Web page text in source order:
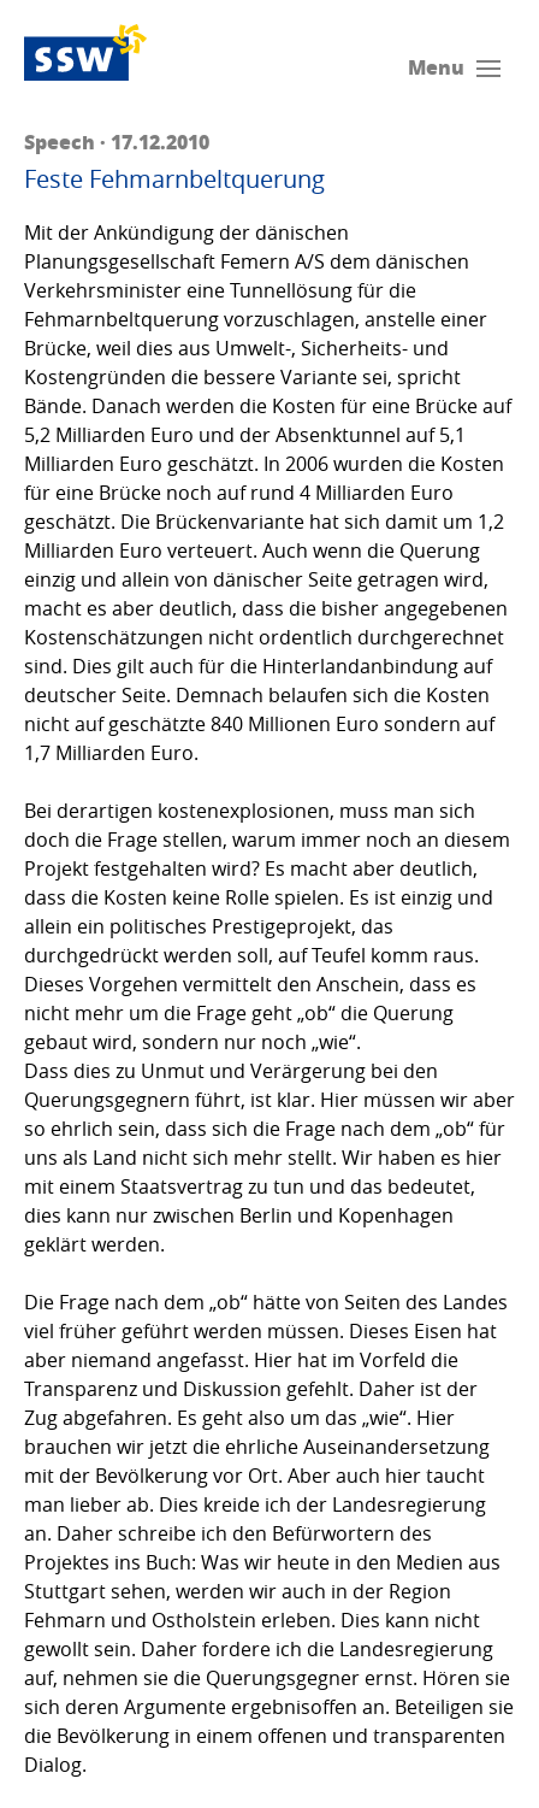
Menu
Speech · 17.12.2010
Feste Fehmarnbeltquerung
Mit der Ankündigung der dänischen
Planungsgesellschaft Femern A/S dem dänischen
Verkehrsminister eine Tunnellösung für die
Fehmarnbeltquerung vorzuschlagen, anstelle einer
Brücke, weil dies aus Umwelt-, Sicherheits- und
Kostengründen die bessere Variante sei, spricht
Bände. Danach werden die Kosten für eine Brücke auf
5,2 Milliarden Euro und der Absenktunnel auf 5,1
Milliarden Euro geschätzt. In 2006 wurden die Kosten
für eine Brücke noch auf rund 4 Milliarden Euro
geschätzt. Die Brückenvariante hat sich damit um 1,2
Milliarden Euro verteuert. Auch wenn die Querung
einzig und allein von dänischer Seite getragen wird,
macht es aber deutlich, dass die bisher angegebenen
Kostenschätzungen nicht ordentlich durchgerechnet
sind. Dies gilt auch für die Hinterlandanbindung auf
deutscher Seite. Demnach belaufen sich die Kosten
nicht auf geschätzte 840 Millionen Euro sondern auf
1,7 Milliarden Euro.
Bei derartigen kostenexplosionen, muss man sich
doch die Frage stellen, warum immer noch an diesem
Projekt festgehalten wird? Es macht aber deutlich,
dass die Kosten keine Rolle spielen. Es ist einzig und
allein ein politisches Prestigeprojekt, das
durchgedrückt werden soll, auf Teufel komm raus.
Dieses Vorgehen vermittelt den Anschein, dass es
nicht mehr um die Frage geht „ob“ die Querung
gebaut wird, sondern nur noch „wie“.
Dass dies zu Unmut und Verärgerung bei den
Querungsgegnern führt, ist klar. Hier müssen wir aber
so ehrlich sein, dass sich die Frage nach dem „ob“ für
uns als Land nicht sich mehr stellt. Wir haben es hier
mit einem Staatsvertrag zu tun und das bedeutet,
dies kann nur zwischen Berlin und Kopenhagen
geklärt werden.
Die Frage nach dem „ob“ hätte von Seiten des Landes
viel früher geführt werden müssen. Dieses Eisen hat
aber niemand angefasst. Hier hat im Vorfeld die
Transparenz und Diskussion gefehlt. Daher ist der
Zug abgefahren. Es geht also um das „wie“. Hier
brauchen wir jetzt die ehrliche Auseinandersetzung
mit der Bevölkerung vor Ort. Aber auch hier taucht
man lieber ab. Dies kreide ich der Landesregierung
an. Daher schreibe ich den Befürwortern des
Projektes ins Buch: Was wir heute in den Medien aus
Stuttgart sehen, werden wir auch in der Region
Fehmarn und Ostholstein erleben. Dies kann nicht
gewollt sein. Daher fordere ich die Landesregierung
auf, nehmen sie die Querungsgegner ernst. Hören sie
sich deren Argumente ergebnisoffen an. Beteiligen sie
die Bevölkerung in einem offenen und transparenten
Dialog.